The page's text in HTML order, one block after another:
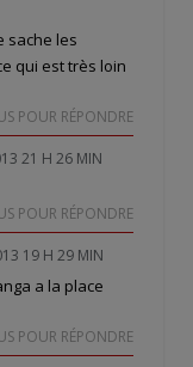
sache les
qui est très loin
POUR RÉPONDRE
21 H 26 MIN
POUR RÉPONDRE
19 H 29 MIN
a la place
POUR RÉPONDRE